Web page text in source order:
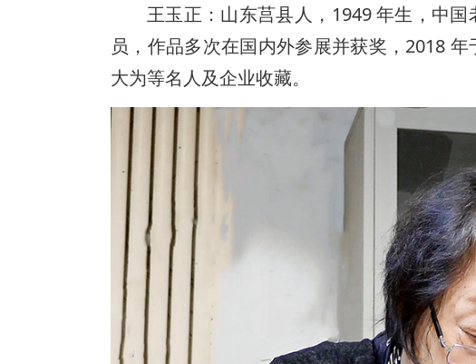
王玉正：山东莒县人，1949 年生，中
员，作品多次在国内外参展并获奖，2018
大为等名人及企业收藏。